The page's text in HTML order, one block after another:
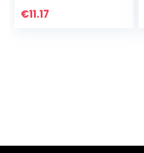
€11.17